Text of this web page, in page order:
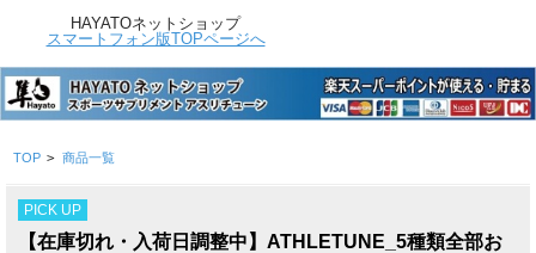
HAYATOネットショップ
スマートフォン版TOPページへ
TOP > 商品一覧
PICK UP
【在庫切れ・入荷日調整中】ATHLETUNE_5種類全部お